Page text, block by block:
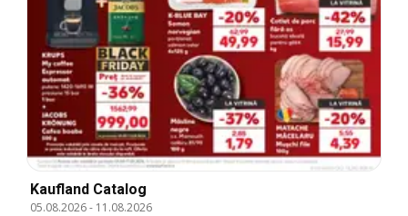
Kaufland Catalog
05.08.2026- 11.08.2026